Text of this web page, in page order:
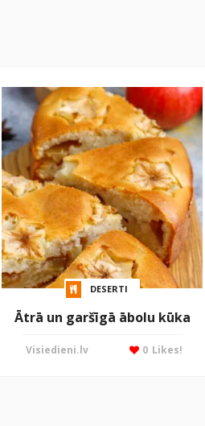
DESERTI
Ātrā un garšīgā ābolu kūka
Visiedieni.lv Likes!
0